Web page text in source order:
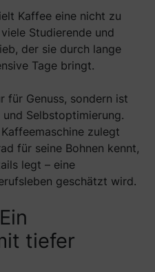
Kaffee eine nicht zu
Studierende und
der sie durch lange
Tage bringt.
für Genuss, sondern ist
Selbstoptimierung.
zulegt
für seine Bohnen kennt,
legt – eine
geschätzt wird.
tiefer